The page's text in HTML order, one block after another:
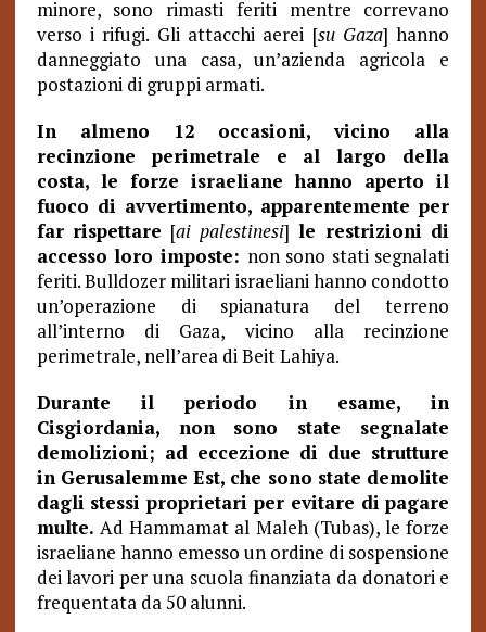
minore, sono rimasti feriti mentre correvano
verso i rifugi. Gli attacchi aerei [su Gaza] hanno
danneggiato una casa, un’azienda agricola e
postazioni di gruppi armati.
In almeno 12 occasioni, vicino alla
recinzione perimetrale e al largo della
costa, le forze israeliane hanno aperto il
fuoco di avvertimento, apparentemente per
far rispettare [ai palestinesi] le restrizioni di
accesso loro imposte: non sono stati segnalati
feriti. Bulldozer militari israeliani hanno condotto
un’operazione di spianatura del terreno
all’interno di Gaza, vicino alla recinzione
perimetrale, nell’area di Beit Lahiya.
Durante il periodo in esame, in
Cisgiordania, non sono state segnalate
demolizioni; ad eccezione di due strutture
in Gerusalemme Est, che sono state demolite
dagli stessi proprietari per evitare di pagare
multe. Ad Hammamat al Maleh (Tubas), le forze
israeliane hanno emesso un ordine di sospensione
dei lavori per una scuola finanziata da donatori e
frequentata da 50 alunni.